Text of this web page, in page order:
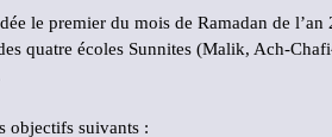
le premier du mois de Ramadan de
quatre écoles Sunnites (Malik, Ach-
objectifs suivants :